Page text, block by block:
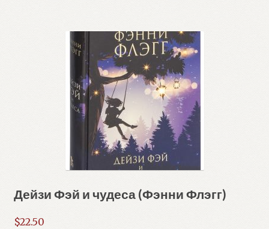
Дейзи Фэй и чудеса (Фэнни Флэгг)
$22.50